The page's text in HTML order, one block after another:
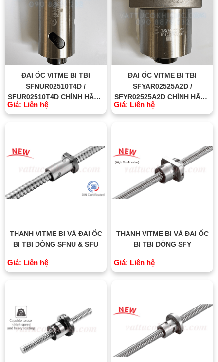
ĐAI ỐC VITME BI TBI
SFNUR02510T4D /
SFUR02510T4D CHÍNH HÃNG
TBI MOTION ĐÀI LOAN
Giá: Liên hệ
ĐAI ỐC VITME BI TBI
SFYAR02525A2D /
SFYR02525A2D CHÍNH HÃNG
TBI MOTION ĐÀI LOAN
Giá: Liên hệ
THANH VITME BI VÀ ĐAI ỐC
BI TBI DÒNG SFNU & SFU
Giá: Liên hệ
THANH VITME BI VÀ ĐAI ỐC
BI TBI DÒNG SFY
Giá: Liên hệ